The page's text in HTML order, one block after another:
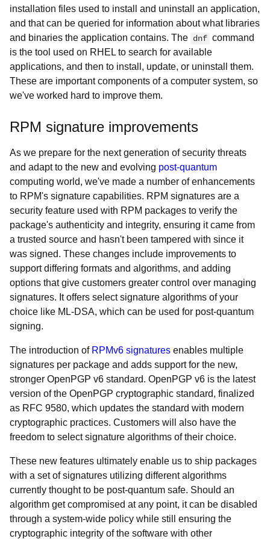
installation files used to install and uninstall an application,
and that can be queried for information about what libraries
and binaries the application contains. The dnf command
is the tool used on RHEL to search for available
applications, and then to install, update, or uninstall them.
These are important components of a computer system, so
we've worked hard to improve them.
RPM signature improvements
As we prepare for the next generation of security threats
and adapt to the new and evolving post-quantum
computing world, we've made a number of enhancements
to RPM's signature capabilities. RPM signatures are a
security feature used with RPM packages to verify the
package's authenticity and integrity, ensuring it came from
a trusted source and hasn't been tampered with since it
was signed. These changes include improvements to
support differing formats and algorithms, and adding
options that give customers greater control over managing
signatures. It offers select signature algorithms of your
choice like ML-DSA, which can be used for post-quantum
signing.
The introduction of RPMv6 signatures enables multiple
signatures per package and adds support for the new,
stronger OpenPGP v6 standard. OpenPGP v6 is the latest
version of the OpenPGP cryptographic standard, finalized
as RFC 9580, which updates the standard with modern
cryptographic practices. Customers will also have the
freedom to select signature algorithms of their choice.
These new features ultimately enable us to ship packages
with a set of signatures utilizing different algorithms
currently thought to be post-quantum safe. Should an
algorithm get compromised at any point, it can be disabled
through a system-wide policy while still ensuring the
cryptographic integrity of the software with other